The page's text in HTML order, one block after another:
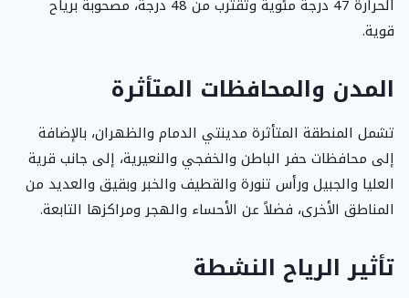
الحرارة 47 درجة مئوية وتقترب من 48 درجة، مصحوبة برياح
قوية.
المدن والمحافظات المتأثرة
تشمل المنطقة المتأثرة مدينتي الدمام والظهران، بالإضافة
إلى محافظات حفر الباطن والخفجي والنعيرية، إلى جانب قرية
العليا والجبيل ورأس تنورة والقطيف والخبر وبقيق والعديد من
المناطق الأخرى، فضلاً عن الأحساء والهجر ومراكزها التابعة.
تأثير الرياح النشطة